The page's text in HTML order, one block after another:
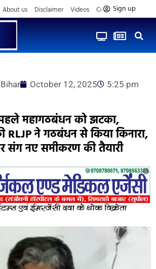
About us Disclaimer Videos Contact us
Sign up
October 12, 2025
5:25 pm
महागठबंधन को झटका,
RLJP ने गठबंधन से किया किनारा,
संग नए समीकरण की तैयारी